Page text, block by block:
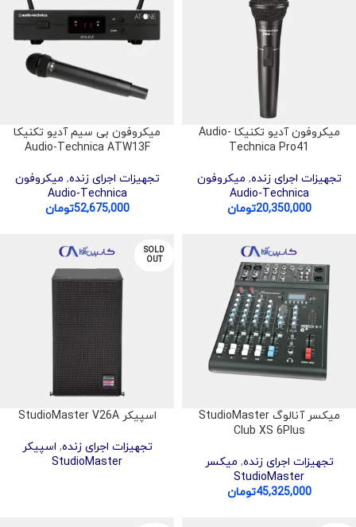
میکروفون آدیو تکنیکا Audio-
Technica Pro41
تجهیزات اجرای زنده, میکروفون
Audio-Technica
20,350,000تومان
میکروفون بی سیم آدیو تکنیکا
Audio-Technica ATW13F
تجهیزات اجرای زنده, میکروفون
Audio-Technica
52,675,000تومان
میکسر آنالوگ StudioMaster
Club XS 6Plus
تجهیزات اجرای زنده, میکسر
StudioMaster
45,325,000تومان
SOLD
OUT
اسپیکر StudioMaster V26A
تجهیزات اجرای زنده, اسپیکر
StudioMaster